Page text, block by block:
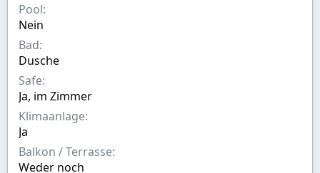
Pool
Nein
Bad
Dusche
Safe
Ja, im Zimmer
Klimaanlage
Ja
Balkon / Terrasse
Weder noch